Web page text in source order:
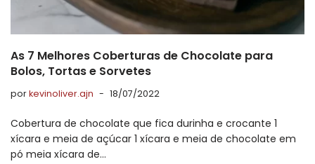
As 7 Melhores Coberturas de Chocolate para
Bolos, Tortas e Sorvetes
porkevinoliver.ajn 18/07/2022
Cobertura de chocolate que fica durinha e crocante 1
xícara e meia de açúcar 1 xícara e meia de chocolate em
pó meia xícara de…